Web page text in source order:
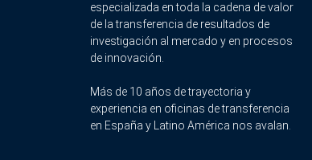
especializada en toda la cadena de valor
de la transferencia de resultados de
investigación al mercado y en procesos
de innovación.
Más de 10 años de trayectoria y
experiencia en oficinas de transferencia
en España y Latino América nos avalan.